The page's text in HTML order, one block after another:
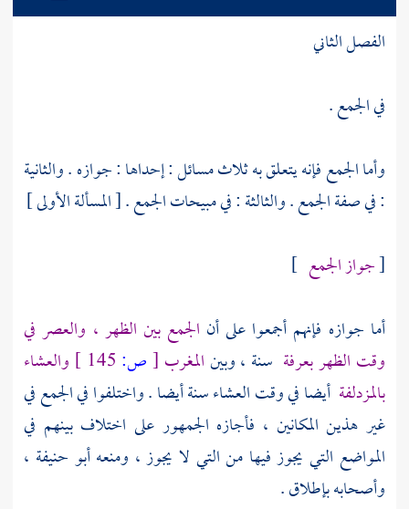
الفصل الثاني
في الجمع .
وأما الجمع فإنه يتعلق به ثلاث مسائل : إحداها : جوازه . والثانية
: في صفة الجمع . والثالثة : في مبيحات الجمع . [ المسألة الأولى ]
[جواز الجمع ]
أما جوازه فإنهم أجمعوا على أن الجمع بين الظهر ، والعصر في
وقت الظهربعرفة سنة ، وبينالمغرب [ص:
والعشاء
بالمزدلفة أيضا في وقت العشاء سنة أيضا . واختلفوا في الجمع في
غير هذين المكانين ، فأجازه الجمهور على اختلاف بينهم في
المواضع التي يجوز فيها من التي لا يجوز ، ومنعهأبو حنيفة ،
وأصحابه بإطلاق .